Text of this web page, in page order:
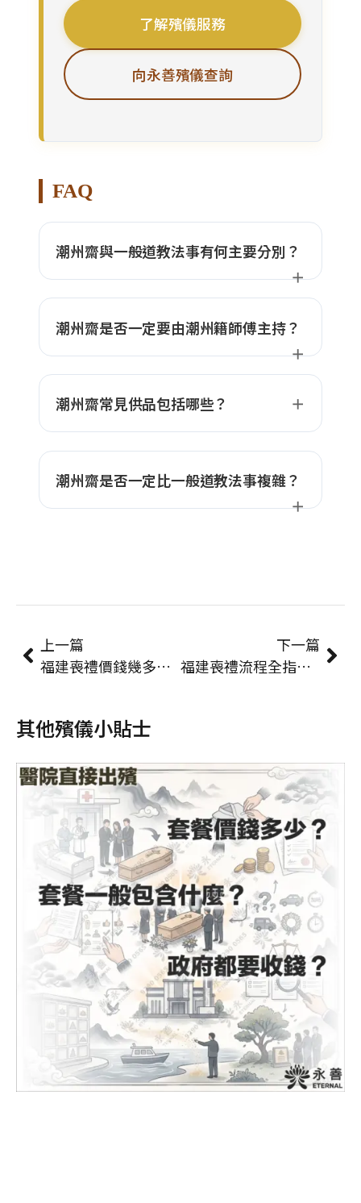
了解殯儀服務
向永善殯儀查詢
FAQ
潮州齋與一般道教法事有何主要分別？
潮州齋是否一定要由潮州籍師傅主持？
潮州齋常見供品包括哪些？
潮州齋是否一定比一般道教法事複雜？
上一篇
福建喪禮價錢幾多？基本套餐、加購項目與預算範圍全拆解
下一篇
福建喪禮流程全指引｜設靈守夜、出殯儀式至做七安位逐步說明
其他殯儀小貼士